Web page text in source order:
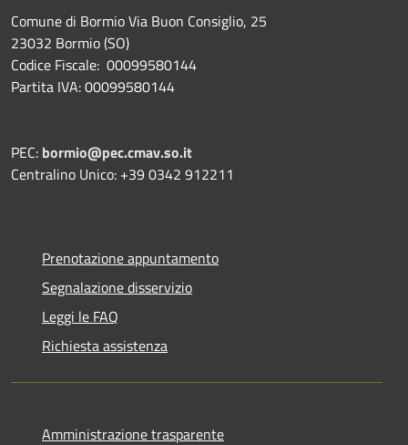
Comune di Bormio Via Buon Consiglio, 25
23032 Bormio (SO)
Codice Fiscale: 00099580144
Partita IVA: 00099580144
PEC: bormio@pec.cmav.so.it
Centralino Unico: +39 0342 912211
Prenotazione appuntamento
Segnalazione disservizio
Leggi le FAQ
Richiesta assistenza
Amministrazione trasparente